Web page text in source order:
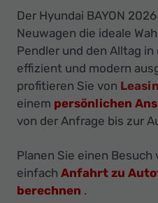
Der Hyundai BAYON
Neuwagen die ideale
Pendler und den Alltag
effizient und modern
profitieren Sie von
einem persönlichen
von der Anfrage bis zur
Planen Sie einen Besuch
einfach Anfahrt zu
berechnen .